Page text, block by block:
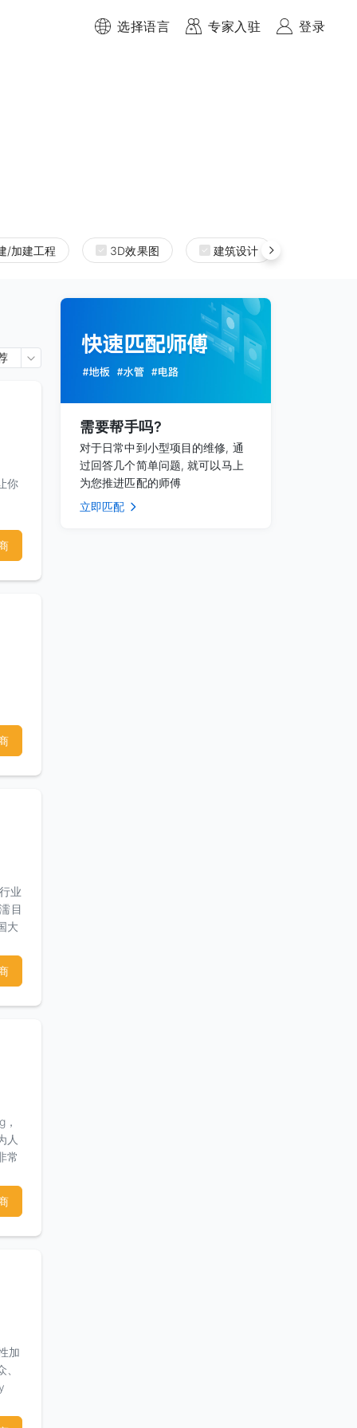
选择语言 专家入驻 登录
/加建工程 3D效果图 建筑设计
你
业
目
大
人
常
加
需要帮手吗?
对于日常中到小型项目的维修, 通
过回答几个简单问题, 就可以马上
为您推进匹配的师傅
立即匹配